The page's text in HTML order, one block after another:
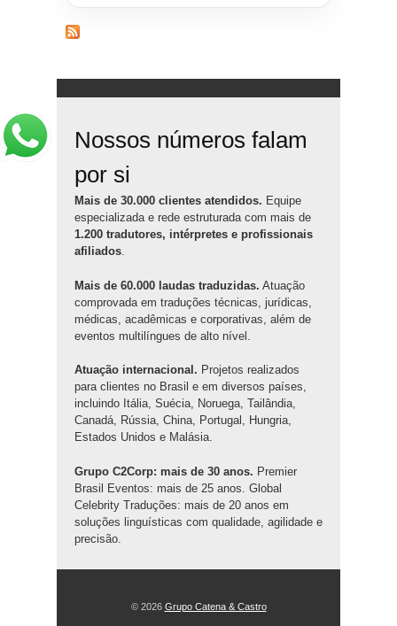
Nossos números falam
por si
Mais de 30.000 clientes atendidos. Equipe
especializada e rede estruturada com mais de
1.200 tradutores, intérpretes e profissionais
afiliados.
Mais de 60.000 laudas traduzidas. Atuação
comprovada em traduções técnicas, jurídicas,
médicas, acadêmicas e corporativas, além de
eventos multilíngues de alto nível.
Atuação internacional. Projetos realizados
para clientes no Brasil e em diversos países,
incluindo Itália, Suécia, Noruega, Tailândia,
Canadá, Rússia, China, Portugal, Hungria,
Estados Unidos e Malásia.
Grupo C2Corp: mais de 30 anos. Premier
Brasil Eventos: mais de 25 anos. Global
Celebrity Traduções: mais de 20 anos em
soluções linguísticas com qualidade, agilidade e
precisão.
© 2026 Grupo Catena & Castro